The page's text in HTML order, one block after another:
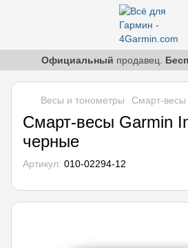
Официальный продавец.
Весы и тонометры Смарт-весы
Смарт-весы Garmin
черные
Артикул: 010-02294-12